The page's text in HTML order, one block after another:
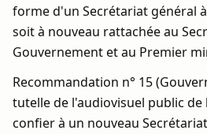
forme d'un Secrétariat général
soit à nouveau rattachée au
Gouvernement et au Premier
Recommandation n° 15
tutelle de l'audiovisuel public de
confier à un nouveau